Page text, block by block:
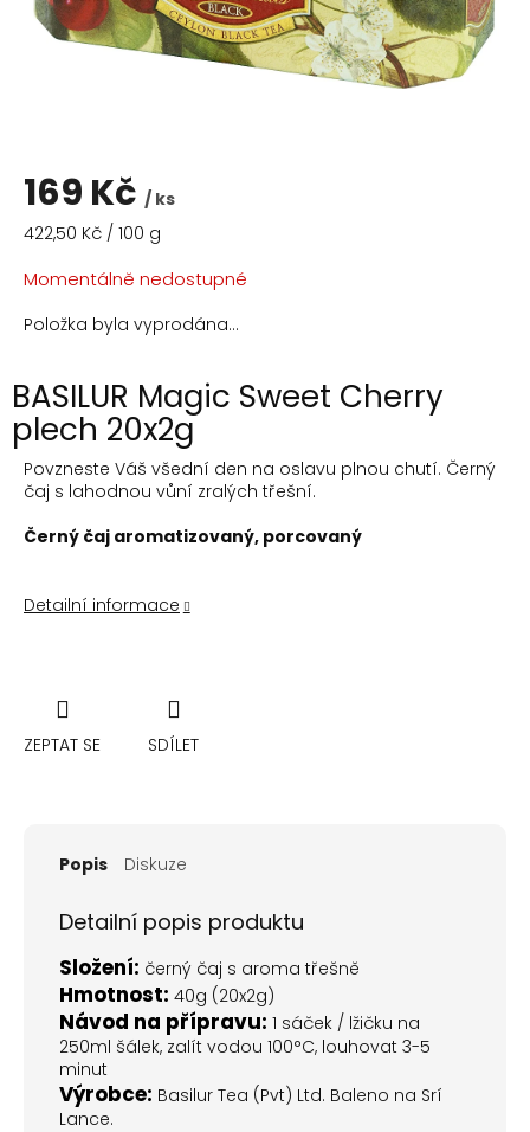
169 Kč / ks
Měrná
422,50 Kč / 100 g
Momentálně nedostupné
Položka byla vyprodána…
BASILUR Magic Sweet Cherry
plech 20x2g
Povzneste Váš všední den na oslavu plnou chutí. Černý
čaj s lahodnou vůní zralých třešní.
Černý čaj aromatizovaný, porcovaný
Detailní informace
ZEPTAT SE SDÍLET
Popis Diskuze
Detailní popis produktu
Složení: černý čaj s aroma třešně
Hmotnost: 40g (20x2g)
Návod na přípravu: 1 sáček / lžičku na
250ml šálek, zalít vodou 100°C, louhovat 3-5
minut
Výrobce: Basilur Tea (Pvt) Ltd. Baleno na Srí
Lance.